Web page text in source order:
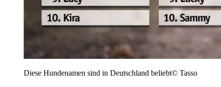
Diese Hundenamen sind in Deutschland beliebt© Tasso